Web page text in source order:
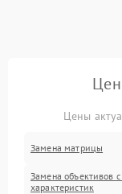
Цены
Замена матрицы
Замена объективов
характеристик